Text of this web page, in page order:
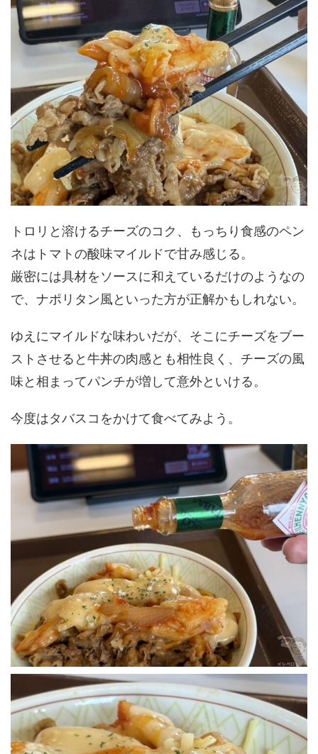
トロリと溶けるチーズのコク、もっちり食感のペン
ネはトマトの酸味マイルドで甘み感じる。
厳密には具材をソースに和えているだけのようなの
で、ナポリタン風といった方が正解かもしれない。
ゆえにマイルドな味わいだが、そこにチーズをブー
ストさせると牛丼の肉感とも相性良く、チーズの風
味と相まってパンチが増して意外といける。
今度はタバスコをかけて食べてみよう。